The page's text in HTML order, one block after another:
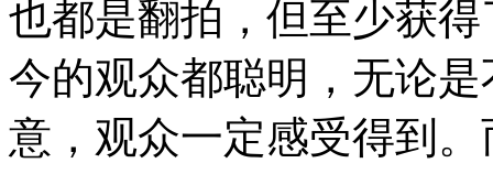
也都是翻拍，但至少获
今的观众都聪明，无论
意，观众一定感受得到